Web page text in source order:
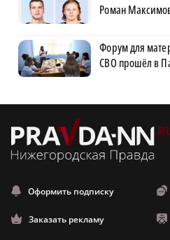
Роман
Форум для
СВО прошёл в
Оформить подписку
Заказать рекламу